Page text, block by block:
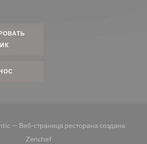
— Веб-страница ресторана создана
Zenchef((открывается в новом окне))